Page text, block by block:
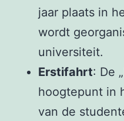
jaar plaats in
wordt
universiteit.
Erstifahrt: De
hoogtepunt in
van de